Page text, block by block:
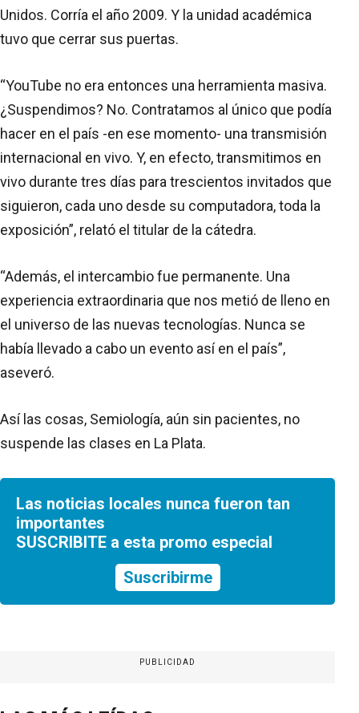
Unidos. Corría el año 2009. Y la unidad académica
tuvo que cerrar sus puertas.
“YouTube no era entonces una herramienta masiva.
¿Suspendimos? No. Contratamos al único que podía
hacer en el país -en ese momento- una transmisión
internacional en vivo. Y, en efecto, transmitimos en
vivo durante tres días para trescientos invitados que
siguieron, cada uno desde su computadora, toda la
exposición”, relató el titular de la cátedra.
“Además, el intercambio fue permanente. Una
experiencia extraordinaria que nos metió de lleno en
el universo de las nuevas tecnologías. Nunca se
había llevado a cabo un evento así en el país”,
aseveró.
Así las cosas, Semiología, aún sin pacientes, no
suspende las clases en La Plata.
Las noticias locales nunca fueron tan
importantes
SUSCRIBITE a esta promo especial
Suscribirme
PUBLICIDAD